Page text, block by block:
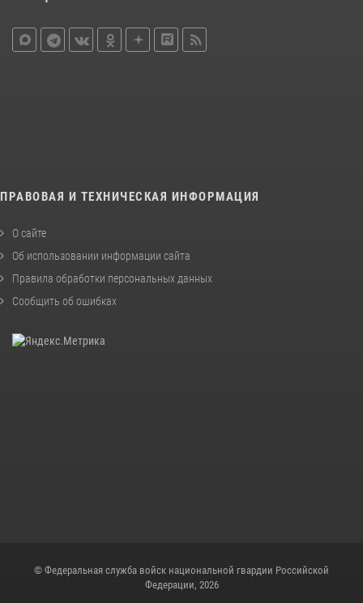
ПРАВОВАЯ И ТЕХНИЧЕСКАЯ ИНФОРМАЦИЯ
О сайте
Об использовании информации сайта
Правила обработки персональных данных
Сообщить об ошибках
© Федеральная служба войск национальной гвардии Российской
Федерации, 2026